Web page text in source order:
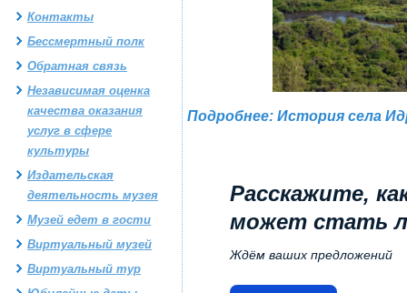
Контакты
Бессмертный полк
Обратная связь
Независимая оценка
качества оказания
услуг в сфере
культуры
Издательская
деятельность музея
Музей едет в гости
Виртуальный музей
Виртуальный тур
Подробнее: История села
Расскажите,
может стать
Ждём ваших предложений